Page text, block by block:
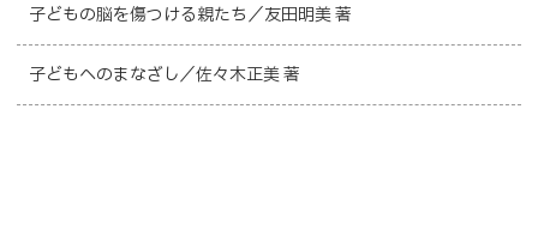
子どもの脳を傷つける親たち／友田明美 著
子どもへのまなざし／佐々木正美 著